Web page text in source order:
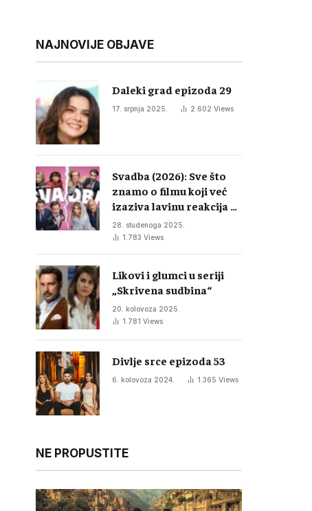
NAJNOVIJE OBJAVE
Daleki grad epizoda 29
17. srpnja 2025. 2.602 Views
Svadba (2026): Sve što
znamo o filmu koji već
izaziva lavinu reakcija u
regiji
28. studenoga 2025.
1.783 Views
Likovi i glumci u seriji
„Skrivena sudbina“
20. kolovoza 2025.
1.781 Views
Divlje srce epizoda 53
6. kolovoza 2024. 1.365 Views
NE PROPUSTITE